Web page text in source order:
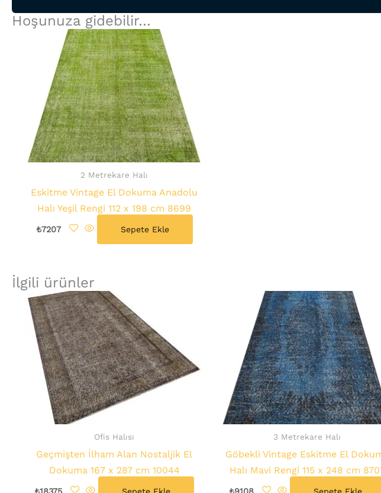
Hoşunuza gidebilir…
2 Metrekare Halı
Eskitme Vintage El Dokuma Anadolu
Halı Yeşil Rengi 112 x 198 cm 8699
₺7207 Sepete Ekle
İlgili ürünler
Ofis Halısı
Geçmişten İlham Alan Nostaljik El
Dokuma 167 x 287 cm 10044
₺18375 Sepete Ekle
3 Metrekare Halı
Göbekli Vintage Eskitme El
Halı Mavi Rengi 115 x 248 cm
₺9108 Sepete Ekle